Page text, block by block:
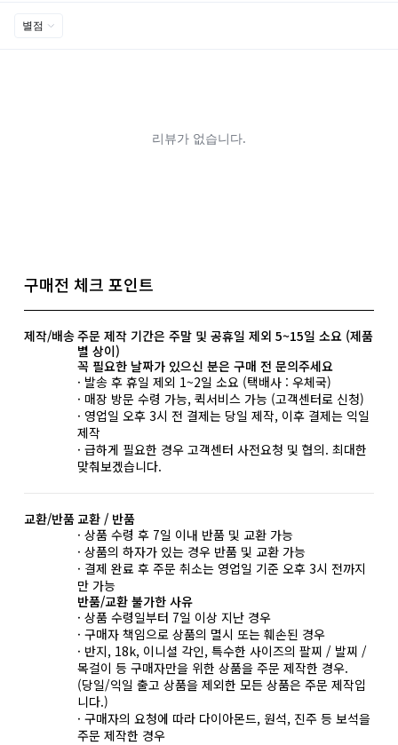
구매전 체크 포인트
제작/배송주문 제작 기간은 주말 및 공휴일 제외 5~15일 소요 (제품
별 상이)
꼭 필요한 날짜가 있으신 분은 구매 전 문의주세요
· 발송 후 휴일 제외 1~2일 소요 (택배사 : 우체국)
· 매장 방문 수령 가능, 퀵서비스 가능 (고객센터로 신청)
· 영업일 오후 3시 전 결제는 당일 제작, 이후 결제는 익일
제작
· 급하게 필요한 경우 고객센터 사전요청 및 협의. 최대한
맞춰보겠습니다.
교환/반품 교환 / 반품
· 상품 수령 후 7일 이내 반품 및 교환 가능
· 상품의 하자가 있는 경우 반품 및 교환 가능
· 결제 완료 후 주문 취소는 영업일 기준 오후 3시 전까지
만 가능
반품/교환 불가한 사유
· 상품 수령일부터 7일 이상 지난 경우
· 구매자 책임으로 상품의 멸시 또는 훼손된 경우
· 반지, 18k, 이니셜 각인, 특수한 사이즈의 팔찌 / 발찌 /
목걸이 등 구매자만을 위한 상품을 주문 제작한 경우.
(당일/익일 출고 상품을 제외한 모든 상품은 주문 제작입
니다.)
· 구매자의 요청에 따라 다이아몬드, 원석, 진주 등 보석을
주문 제작한 경우